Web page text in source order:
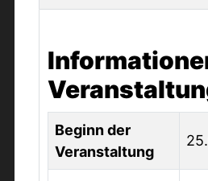
Beginn der
Veranstaltung